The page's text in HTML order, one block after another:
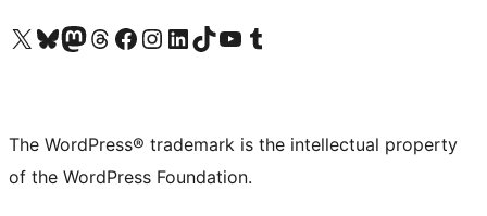
Visit our X (formerly Twitter) account
Visit our Bluesky account
Visit our Mastodon account
Visit our Threads account
Visit our Facebook page
Visit our Instagram account
Visit our LinkedIn account
Visit our TikTok account
Visit our YouTube channel
Visit our Tumblr account
The WordPress® trademark is the intellectual property
of the WordPress Foundation.